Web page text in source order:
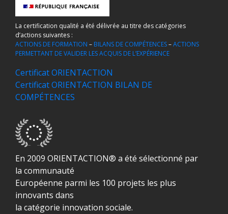
La certification qualité a été délivrée au titre des catégories
d’actions suivantes :
ACTIONS DE FORMATION – BILANS DE COMPÉTENCES–ACTIONS
PERMETTANT DE VALIDER LES ACQUIS DE L’EXPÉRIENCE
Certificat ORIENTACTION
Certificat ORIENTACTION BILAN DE
COMPÉTENCES
En 2009 ORIENTACTION® a été sélectionné par
la communauté
Européenne parmi les 100 projets les plus
innovants dans
la catégorie innovation sociale.